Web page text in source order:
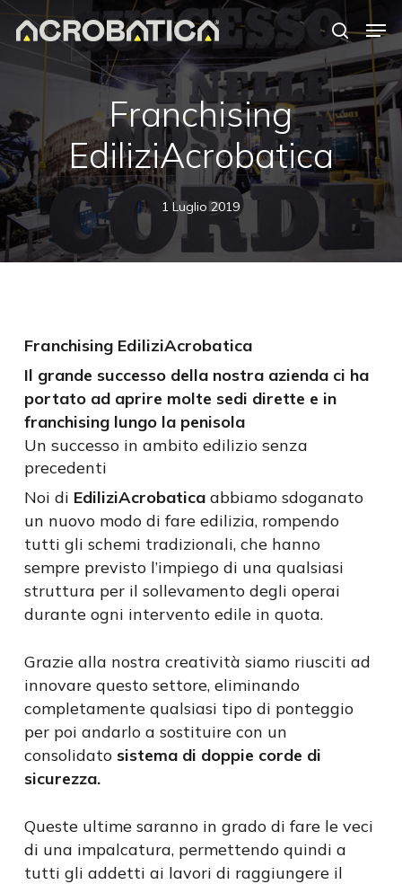
Skip
search
Franchising
EdiliziAcrobatica
1 Luglio 2019
Franchising EdiliziAcrobatica
Il grande successo della nostra azienda ci ha
portato ad aprire molte sedi dirette e in
franchising lungo la penisola
Un successo in ambito edilizio senza
precedenti
Noi di EdiliziAcrobaticaabbiamo sdoganato
un nuovo modo di fare edilizia, rompendo
tutti gli schemi tradizionali, che hanno
sempre previsto l’impiego di una qualsiasi
struttura per il sollevamento degli operai
durante ogni intervento edile in quota.
Grazie alla nostra creatività siamo riusciti ad
innovare questo settore, eliminando
completamente qualsiasi tipo di ponteggio
per poi andarlo a sostituire con un
consolidato sistema di doppie corde di
sicurezza.
Queste ultime saranno in grado di fare le veci
di una impalcatura, permettendo quindi a
tutti gli addetti ai lavori di raggiungere il
Close
Menu